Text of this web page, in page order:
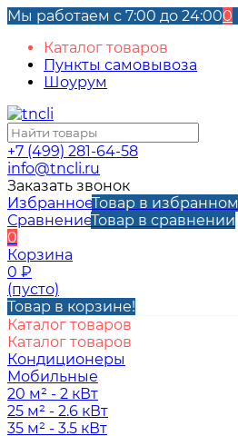
Мы работаем с 7:00 до 24:000
Каталог товаров
Пункты самовывоза
Шоурум
+7 (499) 281-64-58
info@tncli.ru
Заказать звонок
ИзбранноеТовар в избранном
СравнениеТовар в сравнении
0
Корзина
0 ₽
(пусто)
Товар в корзине!
Каталог товаров
Каталог товаров
Кондиционеры
Мобильные
20 м² - 2 кВт
25 м² - 2.6 кВт
35 м² - 3.5 кВт